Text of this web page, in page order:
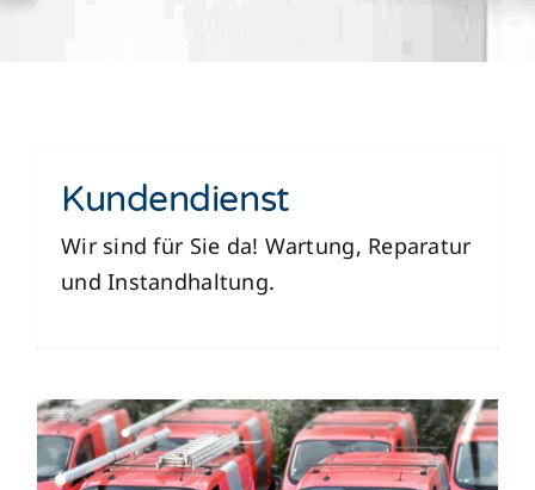
Kundendienst
Wir sind für Sie da! Wartung, Reparatur
und Instandhaltung.